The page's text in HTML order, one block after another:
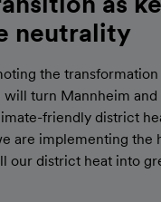
neutrality
the transformation
will turn Mannheim
friendly district
are implementing the
our district heat into